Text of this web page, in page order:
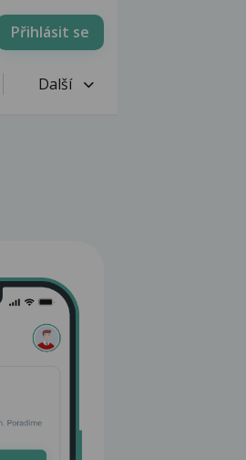
Přihlásit se
Další